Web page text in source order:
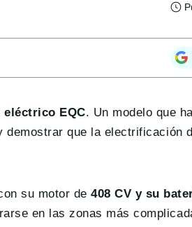
EQC. Un modelo que
que la electrificación
su motor de408 CV y su
en las zonas más